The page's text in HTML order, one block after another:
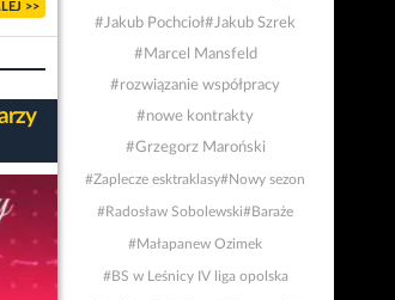
>>
#Jakub Pochcioł#Jakub Szrek
#Marcel Mansfeld
#rozwiązanie współpracy
#nowe kontrakty
#Grzegorz Maroński
#Zaplecze esktraklasy#Nowy sezon
#Radosław Sobolewski#Baraże
#Małapanew Ozimek
#BS w Leśnicy IV liga opolska